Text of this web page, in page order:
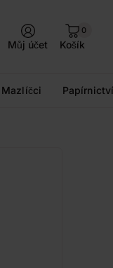
Můj účet
0
Košík
Mazlíčci